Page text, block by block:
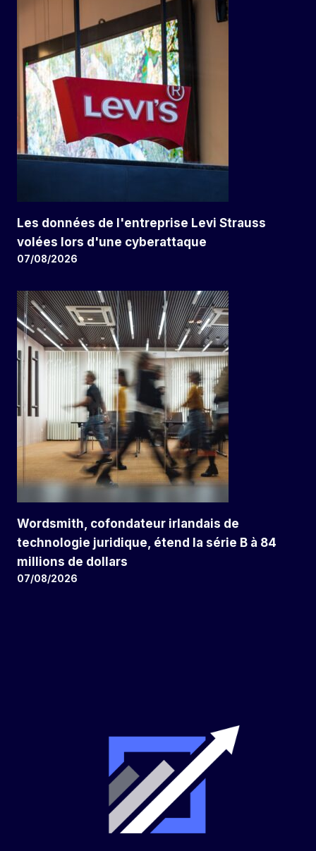
Les données de l'entreprise Levi Strauss
volées lors d'une cyberattaque
07/08/2026
Wordsmith, cofondateur irlandais de
technologie juridique, étend la série B à 84
millions de dollars
07/08/2026